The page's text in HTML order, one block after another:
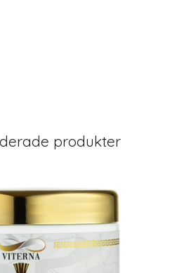
produkter